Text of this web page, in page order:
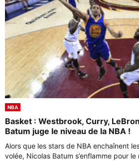
NBA
Basket : Westbrook, Curry,
Batum juge le niveau de la NBA !
Alors que les stars de NBA enchaînent
volée, Nicolas Batum s’enflamme pour